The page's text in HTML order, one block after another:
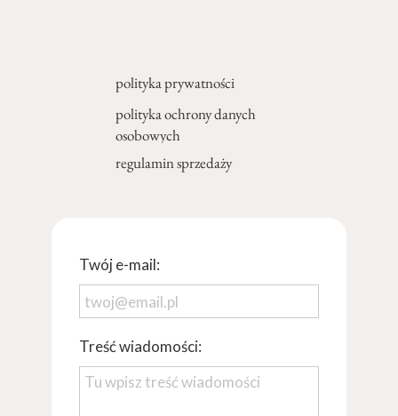
regulamin sprzedaży
polityka prywatności
polityka ochrony danych
osobowych
Twój e-mail:
Treść wiadomości: